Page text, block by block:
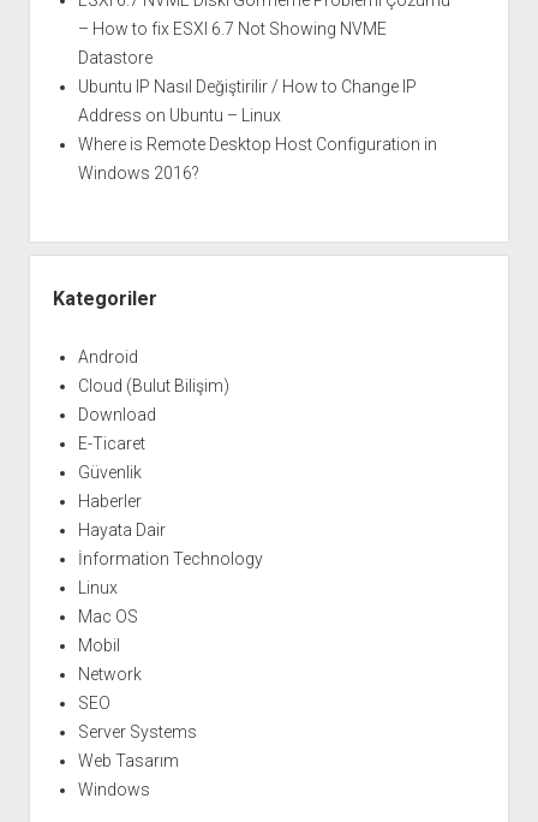
– How to fix ESXI 6.7 Not Showing NVME
Datastore
Ubuntu IP Nasıl Değiştirilir / How to Change IP
Address on Ubuntu – Linux
Where is Remote Desktop Host Configuration in
Windows 2016?
Kategoriler
Android
Cloud (Bulut Bilişim)
Download
E-Ticaret
Güvenlik
Haberler
Hayata Dair
İnformation Technology
Linux
Mac OS
Mobil
Network
SEO
Server Systems
Web Tasarım
Windows